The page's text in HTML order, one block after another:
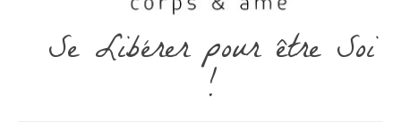
Se Libérer pour être Soi
!